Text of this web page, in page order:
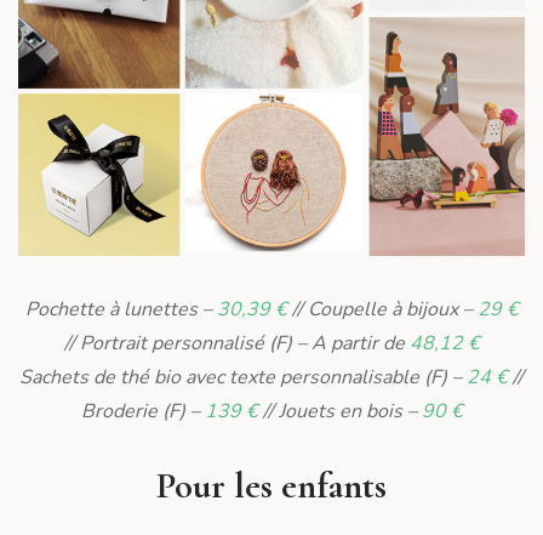
Pochette à lunettes –30,39 €// Coupelle à bijoux –29 €
// Portrait personnalisé (F) – A partir de 48,12 €
Sachets de thé bio avec texte personnalisable (F) –24 €//
Broderie (F) – 139 €// Jouets en bois –90 €
Pour les enfants